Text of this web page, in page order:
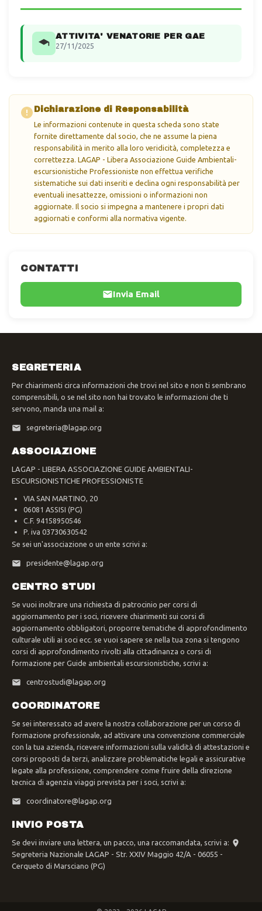
CONTATTI
Invia Email
ATTIVITA' VENATORIE PER GAE
27/11/2025
Dichiarazione di Responsabilità
Le informazioni contenute in questa scheda sono state
fornite direttamente dal socio, che ne assume la piena
responsabilità in merito alla loro veridicità, completezza e
correttezza. LAGAP - Libera Associazione Guide Ambientali-
escursionistiche Professioniste non effettua verifiche
sistematiche sui dati inseriti e declina ogni responsabilità per
eventuali inesattezze, omissioni o informazioni non
aggiornate. Il socio si impegna a mantenere i propri dati
aggiornati e conformi alla normativa vigente.
SEGRETERIA
Per chiarimenti circa informazioni che trovi nel sito e non ti sembrano
comprensibili, o se nel sito non hai trovato le informazioni che ti
servono, manda una mail a:
segreteria@lagap.org
ASSOCIAZIONE
LAGAP - LIBERA ASSOCIAZIONE GUIDE AMBIENTALI-
ESCURSIONISTICHE PROFESSIONISTE
VIA SAN MARTINO, 20
06081 ASSISI (PG)
C.F. 94158950546
P. iva 03730630542
Se sei un'associazione o un ente scrivi a:
presidente@lagap.org
CENTRO STUDI
Se vuoi inoltrare una richiesta di patrocinio per corsi di
aggiornamento per i soci, ricevere chiarimenti sui corsi di
aggiornamento obbligatori, proporre tematiche di approfondimento
culturale utili ai soci ecc. se vuoi sapere se nella tua zona si tengono
corsi di approfondimento rivolti alla cittadinanza o corsi di
formazione per Guide ambientali escursionistiche, scrivi a:
centrostudi@lagap.org
COORDINATORE
Se sei interessato ad avere la nostra collaborazione per un corso di
formazione professionale, ad attivare una convenzione commerciale
con la tua azienda, ricevere informazioni sulla validità di attestazioni e
corsi proposti da terzi, analizzare problematiche legali e assicurative
legate alla professione, comprendere come fruire della direzione
tecnica di agenzia viaggi prevista per i soci, scrivi a:
coordinatore@lagap.org
INVIO POSTA
Se devi inviare una lettera, un pacco, una raccomandata, scrivi a:
Segreteria Nazionale LAGAP - Str. XXIV Maggio 42/A - 06055 -
Cerqueto di Marsciano (PG)